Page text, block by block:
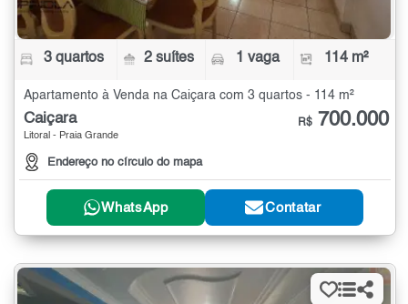
3 quartos 2 suítes 1 vaga 114 m²
Apartamento à Venda na Caiçara com 3 quartos - 114 m²
Caiçara
Litoral - Praia Grande
Endereço no círculo do mapa
R$ 700.000
WhatsApp Contatar